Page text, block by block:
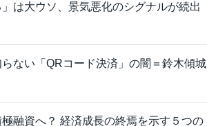
は大ウソ、景気悪化のシグナルが続出
ない「QRコード決済」の闇＝鈴木傾城
融資へ？ 経済成長の終焉を示す５つの